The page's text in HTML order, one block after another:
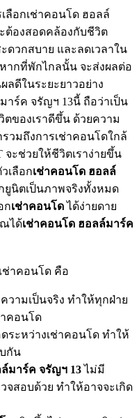
ลือกเช่าคอนโด ฮอลล์
ต้องสอดคล้องกับชีวิต
ดวกสบาย และลดเวลาใน
ากที่พักไกลนั้น จะส่งผลต่อ
ลดีในระยะยาวอย่าง
าร์ค จรัญฯ 13นี้ ถือว่าเป็น
ของเราดีขึ้น ด้วยความ
วมถึงการเช่าคอนโดใกล้
จะช่วยให้ชีวิตเราง่ายขึ้น
เลือกเช่าคอนโด ฮอลล์
ยูนิตเป็นภาพจริงทั้งหมด
กเช่าคอนโดได้ง่ายดาย
ณได้เช่าคอนโด ฮอลล์มาร์ค
ช่าคอนโด คือ
ามเป็นจริง ทำให้ทุกฝ่าย
าคอนโด
ะหว่างเช่าคอนโด ทำให้
บกัน
มาร์ค จรัญฯ 13ไม่มี
สอบด้วย ทำให้อาจจะเกิด